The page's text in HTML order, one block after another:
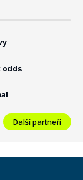
odds
Další partneři